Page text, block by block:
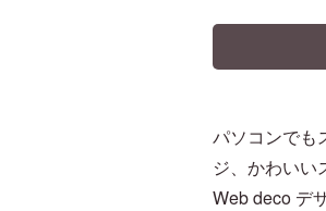
パソコンでも
ジ、かわいい
Web deco デ